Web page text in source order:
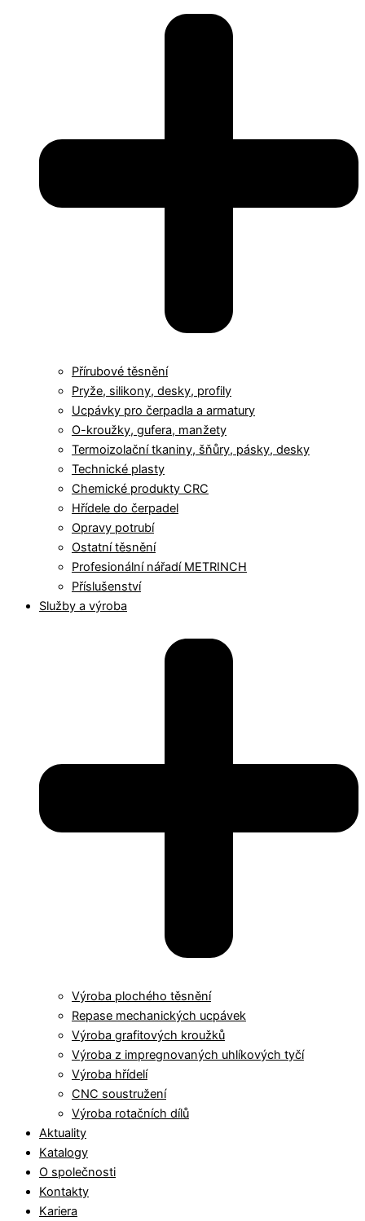
Přírubové těsnění
Pryže, silikony, desky, profily
Ucpávky pro čerpadla a armatury
O-kroužky, gufera, manžety
Termoizolační tkaniny, šňůry, pásky, desky
Technické plasty
Chemické produkty CRC
Hřídele do čerpadel
Opravy potrubí
Ostatní těsnění
Profesionální nářadí METRINCH
Příslušenství
Služby a výroba
Výroba plochého těsnění
Repase mechanických ucpávek
Výroba grafitových kroužků
Výroba z impregnovaných uhlíkových tyčí
Výroba hřídelí
CNC soustružení
Výroba rotačních dílů
Aktuality
Katalogy
O společnosti
Kontakty
Kariera